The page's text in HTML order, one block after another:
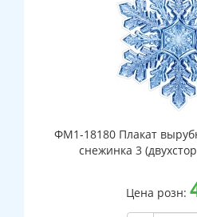
ФМ1-18180 Плакат
снежинка 3
Цена розн: